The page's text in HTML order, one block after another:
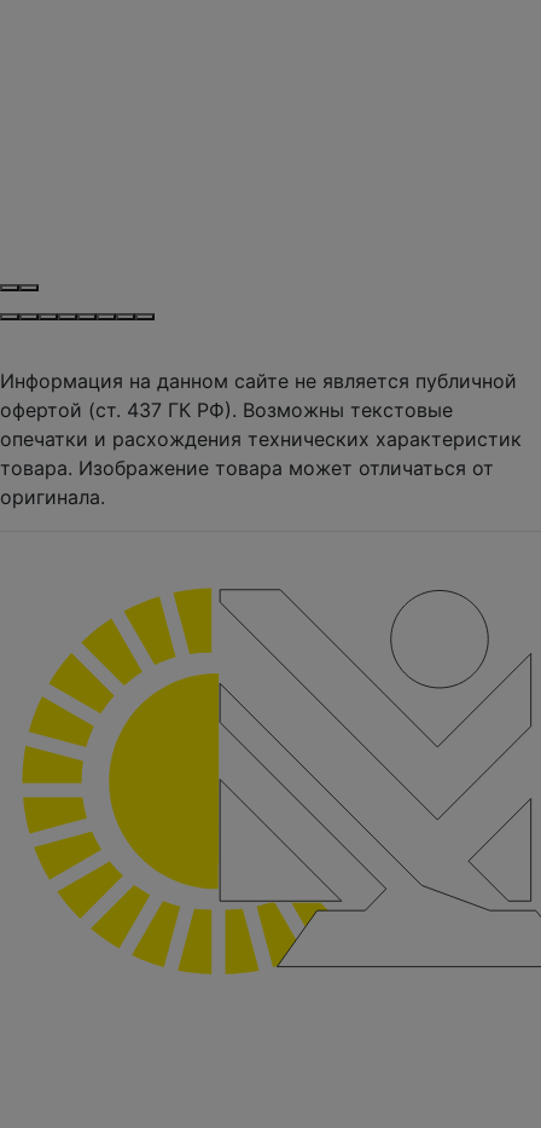
Информация на данном сайте не является публичной
офертой (ст. 437 ГК РФ). Возможны текстовые
опечатки и расхождения технических характеристик
товара. Изображение товара может отличаться от
оригинала.